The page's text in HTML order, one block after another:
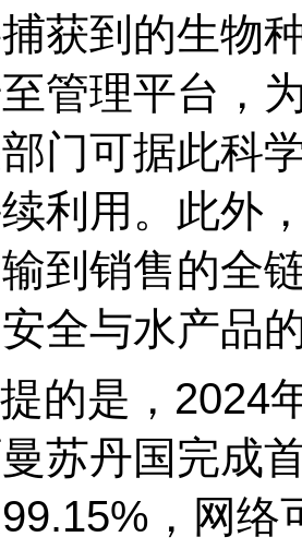
获到的生物
管理平台，
门可据此科
利用。此外
到销售的全
全与水产品
的是，2024
苏丹国完成
，网